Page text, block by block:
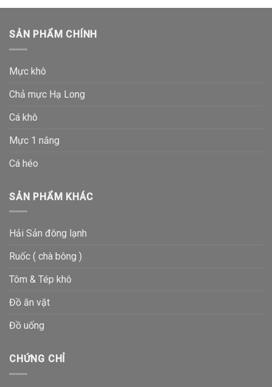
SẢN PHẨM CHÍNH
Mực khô
Chả mực Hạ Long
Cá khô
Mực 1 nắng
Cá héo
SẢN PHẨM KHÁC
Hải Sản đông lạnh
Ruốc ( chà bông )
Tôm & Tép khô
Đồ ăn vặt
Đồ uống
CHỨNG CHỈ